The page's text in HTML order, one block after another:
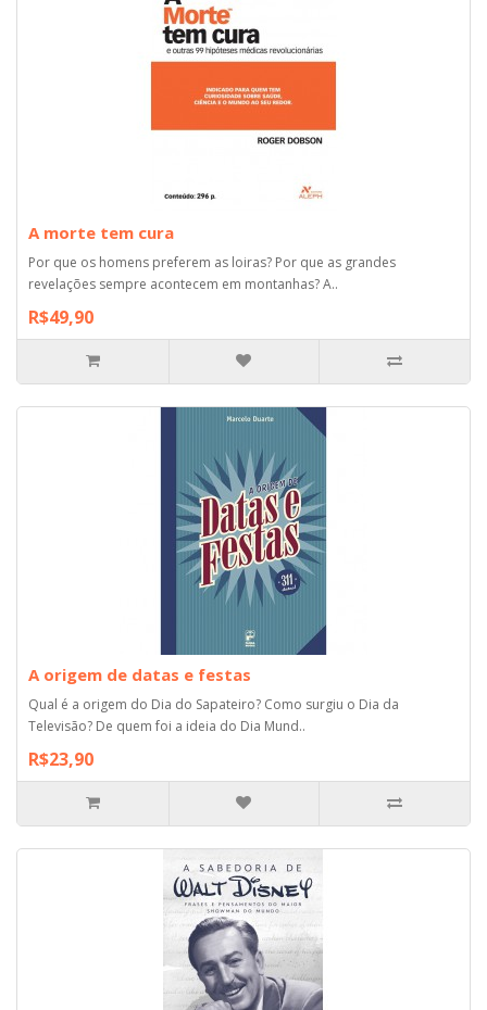
A morte tem cura
Por que os homens preferem as loiras? Por que as grandes
revelações sempre acontecem em montanhas? A..
R$49,90
A origem de datas e festas
Qual é a origem do Dia do Sapateiro? Como surgiu o Dia da
Televisão? De quem foi a ideia do Dia Mund..
R$23,90